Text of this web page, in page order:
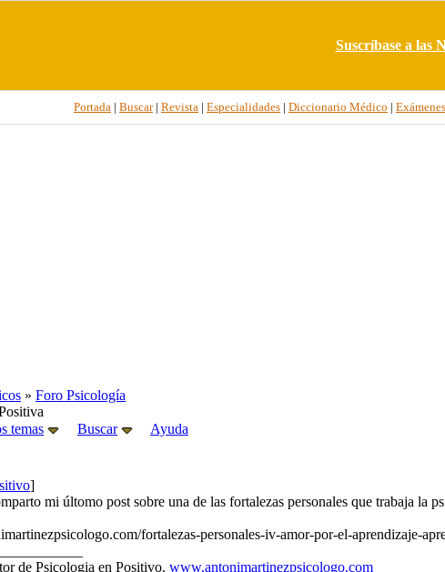
Suscríbase a las
Portada | Buscar| Revista | Especialidades | Diccionario Médico | Exámenes
» Foro Psicología
temas Buscar Ayuda
]
mi últomo post sobre una de las fortalezas personales que trabaja la
fortalezas-personales-iv-amor-por-el-aprendizaje-
de Psicologia en Positivo. www.antonimartinezpsicologo.com